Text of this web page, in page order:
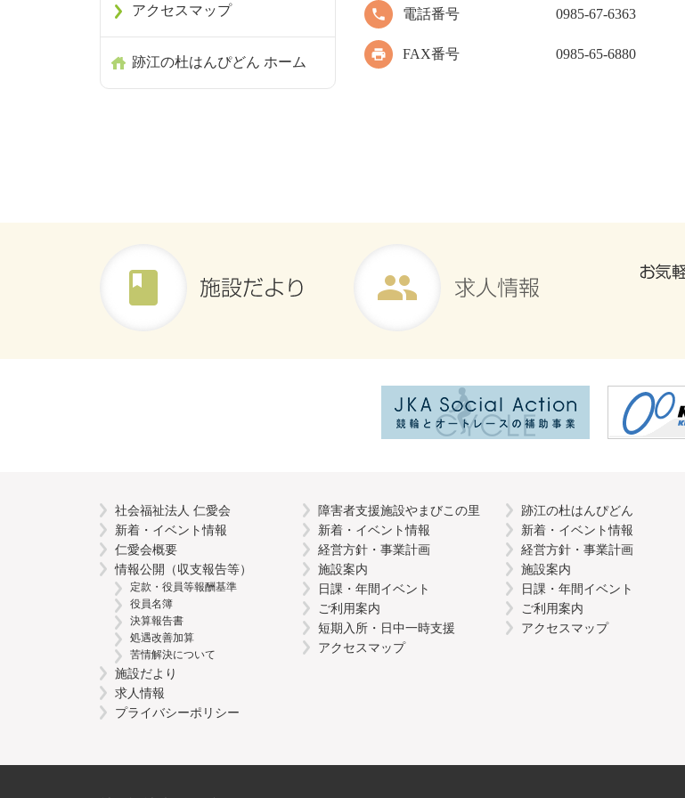
電話番号 0985-67-6363
FAX番号 0985-65-6880
アクセスマップ
跡江の杜はんぴどん ホーム
社会福祉法人 仁愛会
新着・イベント情報
仁愛会概要
情報公開（収支報告等）
定款・役員等報酬基準
役員名簿
決算報告書
処遇改善加算
苦情解決について
施設だより
求人情報
プライバシーポリシー
障害者支援施設やまびこの里
新着・イベント情報
経営方針・事業計画
施設案内
日課・年間イベント
ご利用案内
短期入所・日中一時支援
アクセスマップ
跡江の杜はんぴどん
新着・イベント情報
経営方針・事業計画
施設案内
日課・年間イベント
ご利用案内
アクセスマップ